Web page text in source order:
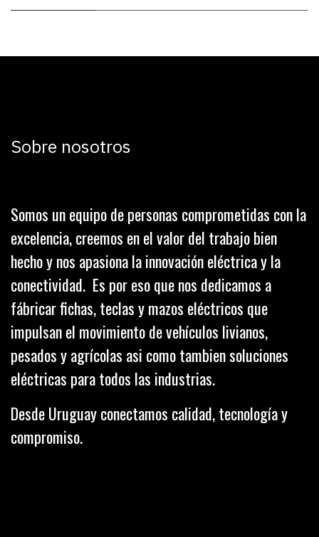
Sobre nosotros
Somos un equipo de personas comprometidas con la
excelencia, creemos en el valor del trabajo bien
hecho y nos apasiona la innovación eléctrica y la
conectividad. Es por eso que nos dedicamos a
fábricar fichas, teclas y mazos eléctricos que
impulsan el movimiento de vehículos livianos,
pesados y agrícolas asi como tambien soluciones
eléctricas para todos las industrias.
Desde Uruguay conectamos calidad, tecnología y
compromiso.